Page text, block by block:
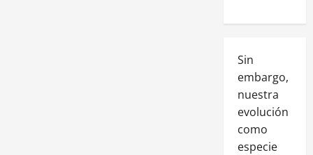
Sin
embargo,
nuestra
evolución
como
especie